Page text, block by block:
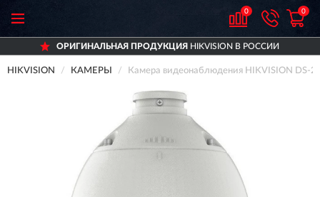
0 0
ОРИГИНАЛЬНАЯ ПРОДУКЦИЯHIKVISION В РОССИИ
HIKVISION КАМЕРЫ Камера видеонаблюдения HIKVISION DS-